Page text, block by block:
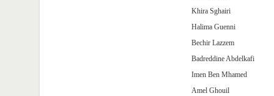
Khira Sghairi
Halima Guenni
Bechir Lazzem
Badreddine Abdelkafi
Imen Ben Mhamed
Amel Ghouil